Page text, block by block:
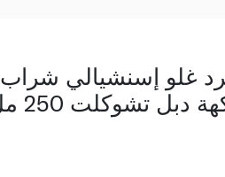
غلو إسنشيالي شراب
دبل تشوكلت 250 مل